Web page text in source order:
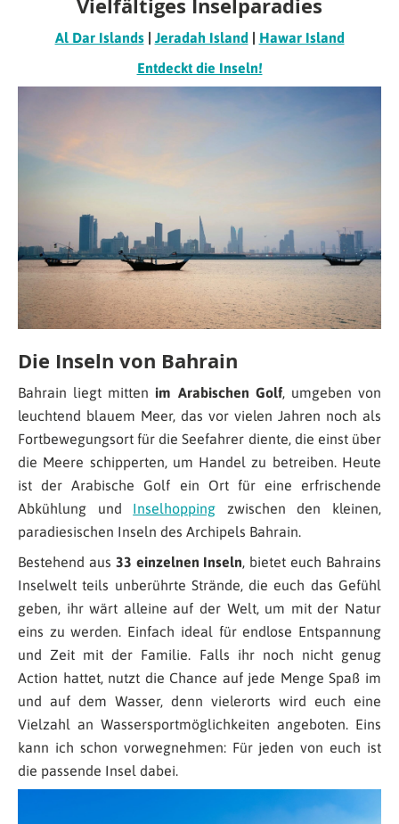
Al Dar Islands| Jeradah Island| Hawar Island
Entdeckt die Inseln!
Die Inseln von Bahrain
Bahrain liegt mitten im Arabischen Golf, umgeben von
leuchtend blauem Meer, das vor vielen Jahren noch als
Fortbewegungsort für die Seefahrer diente, die einst über
die Meere schipperten, um Handel zu betreiben. Heute
ist der Arabische Golf ein Ort für eine erfrischende
Abkühlung und Inselhopping zwischen den kleinen,
paradiesischen Inseln des Archipels Bahrain.
Bestehend aus 33 einzelnen Inseln, bietet euch Bahrains
Inselwelt teils unberührte Strände, die euch das Gefühl
geben, ihr wärt alleine auf der Welt, um mit der Natur
eins zu werden. Einfach ideal für endlose Entspannung
und Zeit mit der Familie. Falls ihr noch nicht genug
Action hattet, nutzt die Chance auf jede Menge Spaß im
und auf dem Wasser, denn vielerorts wird euch eine
Vielzahl an Wassersportmöglichkeiten angeboten. Eins
kann ich schon vorwegnehmen: Für jeden von euch ist
die passende Insel dabei.